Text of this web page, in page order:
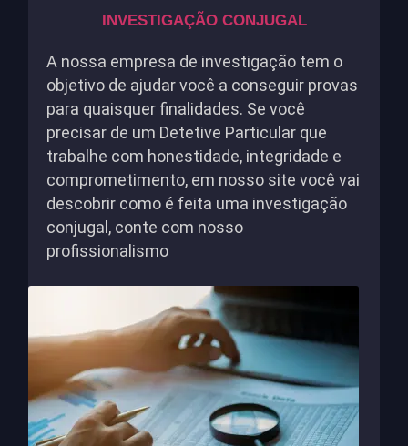
INVESTIGAÇÃO CONJUGAL
A nossa empresa de investigação tem o
objetivo de ajudar você a conseguir provas
para quaisquer finalidades. Se você
precisar de um Detetive Particular que
trabalhe com honestidade, integridade e
comprometimento, em nosso site você vai
descobrir como é feita uma investigação
conjugal, conte com nosso
profissionalismo